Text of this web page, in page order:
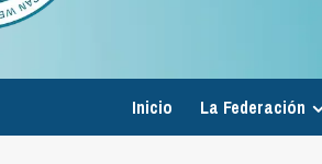
Inicio La Federación